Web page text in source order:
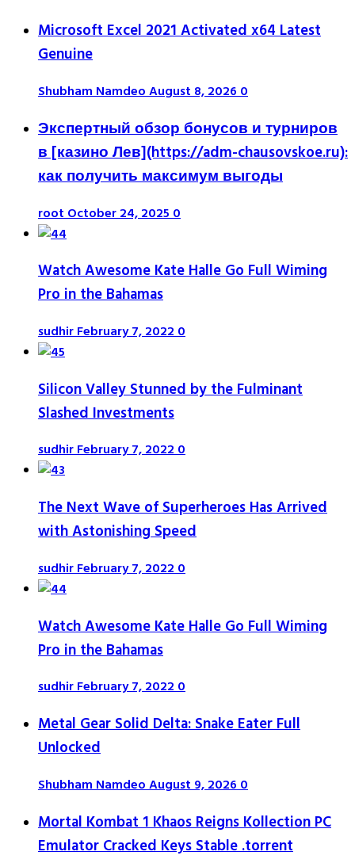
Microsoft Excel 2021 Activated x64 Latest
Genuine
Shubham NamdeoAugust 8, 20260
Экспертный обзор бонусов и турниров
в [казино Лев](https://adm-chausovskoe.ru):
как получить максимум выгоды
rootOctober 24, 20250
Watch Awesome Kate Halle Go Full Wiming
Pro in the Bahamas
sudhirFebruary 7, 20220
Silicon Valley Stunned by the Fulminant
Slashed Investments
sudhirFebruary 7, 20220
The Next Wave of Superheroes Has Arrived
with Astonishing Speed
sudhirFebruary 7, 20220
Watch Awesome Kate Halle Go Full Wiming
Pro in the Bahamas
sudhirFebruary 7, 20220
Metal Gear Solid Delta: Snake Eater Full
Unlocked
Shubham NamdeoAugust 9, 20260
Mortal Kombat 1 Khaos Reigns Kollection PC
Emulator Cracked Keys Stable .torrent